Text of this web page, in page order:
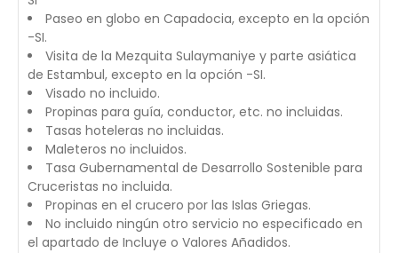
Paseo en globo en Capadocia, excepto en la opción
-SI.
Visita de la Mezquita Sulaymaniye y parte asiática
de Estambul, excepto en la opción -SI.
Visado no incluido.
Propinas para guía, conductor, etc. no incluidas.
Tasas hoteleras no incluidas.
Maleteros no incluidos.
Tasa Gubernamental de Desarrollo Sostenible para
Cruceristas no incluida.
Propinas en el crucero por las Islas Griegas.
No incluido ningún otro servicio no especificado en
el apartado de Incluye o Valores Añadidos.